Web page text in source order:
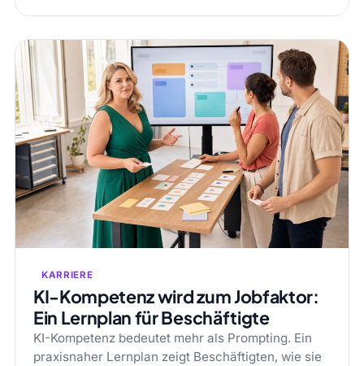
KARRIERE
KI-Kompetenz wird zum Jobfaktor:
Ein Lernplan für Beschäftigte
KI-Kompetenz bedeutet mehr als Prompting. Ein
praxisnaher Lernplan zeigt Beschäftigten, wie sie